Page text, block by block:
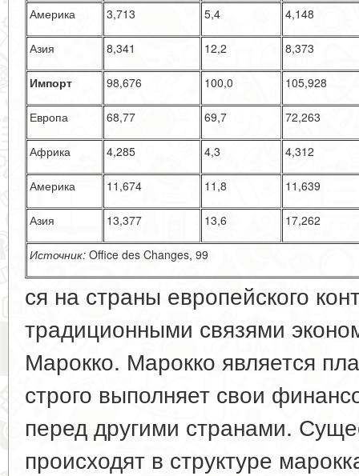
Америка 3,713 5,4 4,148
Азия 8,341 12,2 8,373
Импорт 98,676 100,0 105,928
Европа 68,77 69,7 72,263
Африка 4,285 4,3 4,312
Америка 11,674 11,8 11,639
Азия 13,377 13,6 17,262
Источник: Office des Changes, 99
ся на страны европейского
традиционными связями
Марокко. Марокко является
строго выполняет свои
перед другими странами.
происходят в структуре